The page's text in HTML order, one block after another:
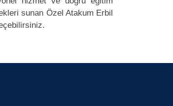
sunan Özel Atakum Erbil